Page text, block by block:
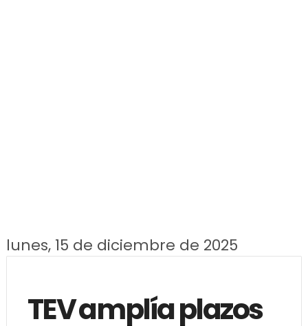
lunes, 15 de diciembre de 2025
TEV amplía plazos